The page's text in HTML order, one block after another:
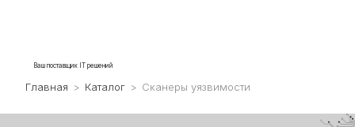
Ваш поставщик IT решений
Главная > Каталог > Сканеры уязвимости